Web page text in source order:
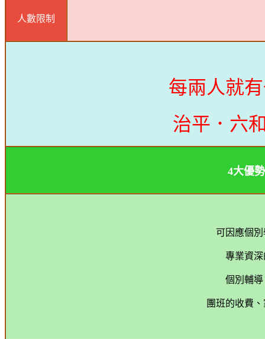
人數限制
每兩人就
治平．六
4大優
可因應個
專業資
個別輔
團班的收費